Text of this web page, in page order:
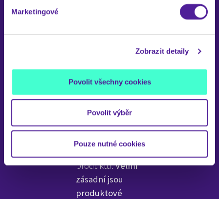
Marketingové
Zobrazit detaily
Povolit všechny cookies
Povolit výběr
Pouze nutné cookies
opačném
případě u
zákazníků mohou
vznikat
pochybnosti o e-
shopu nebo
produktu.Velmi
zásadní jsou
produktové